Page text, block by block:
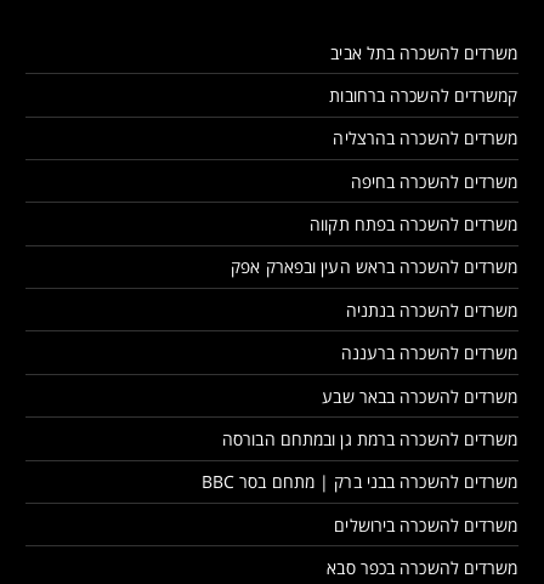
משרדים להשכרה בתל אביב
קמשרדים להשכרה ברחובות
משרדים להשכרה בהרצליה
משרדים להשכרה בחיפה
משרדים להשכרה בפתח תקווה
משרדים להשכרה בראש העין ובפארק אפק
משרדים להשכרה בנתניה
משרדים להשכרה ברעננה
משרדים להשכרה בבאר שבע
משרדים להשכרה ברמת גן ובמתחם הבורסה
משרדים להשכרה בבני ברק | מתחם בסר BBC
משרדים להשכרה בירושלים
משרדים להשכרה בכפר סבא